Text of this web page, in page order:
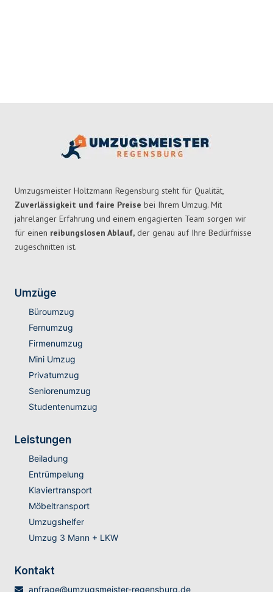
Umzugsmeister Holtzmann Regensburg steht für Qualität,
Zuverlässigkeit und faire Preise bei Ihrem Umzug. Mit
jahrelanger Erfahrung und einem engagierten Team sorgen wir
für einen reibungslosen Ablauf, der genau auf Ihre Bedürfnisse
zugeschnitten ist.
Umzüge
Büroumzug
Fernumzug
Firmenumzug
Mini Umzug
Privatumzug
Seniorenumzug
Studentenumzug
Leistungen
Beiladung
Entrümpelung
Klaviertransport
Möbeltransport
Umzugshelfer
Umzug 3 Mann + LKW
Kontakt
anfrage@umzugsmeister-regensburg.de